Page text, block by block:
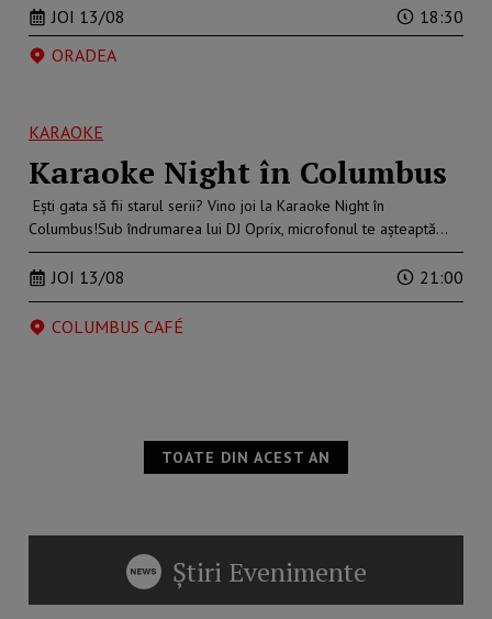
JOI 13/08
18:30
ORADEA
KARAOKE
Karaoke Night în Columbus
Ești gata să fii starul serii? Vino joi la Karaoke Night în
Columbus!Sub îndrumarea lui DJ Oprix, microfonul te așteaptă…
JOI 13/08 21:00
COLUMBUS CAFÉ
TOATE DIN ACEST AN
Știri Evenimente